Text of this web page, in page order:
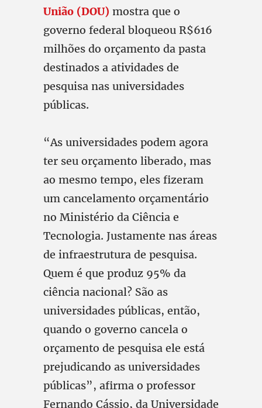
União (DOU) mostra que o
governo federal bloqueou R$616
milhões do orçamento da pasta
destinados a atividades de
pesquisa nas universidades
públicas.
“As universidades podem agora
ter seu orçamento liberado, mas
ao mesmo tempo, eles fizeram
um cancelamento orçamentário
no Ministério da Ciência e
Tecnologia. Justamente nas áreas
de infraestrutura de pesquisa.
Quem é que produz 95% da
ciência nacional? São as
universidades públicas, então,
quando o governo cancela o
orçamento de pesquisa ele está
prejudicando as universidades
públicas”, afirma o professor
Fernando Cássio, da Universidade